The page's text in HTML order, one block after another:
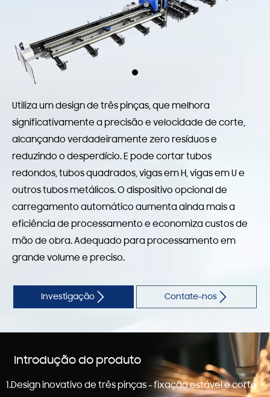
Utiliza um design de três pinças, que melhora
significativamente a precisão e velocidade de corte,
alcançando verdadeiramente zero resíduos e
reduzindo o desperdício. E pode cortar tubos
redondos, tubos quadrados, vigas em H, vigas em U e
outros tubos metálicos. O dispositivo opcional de
carregamento automático aumenta ainda mais a
eficiência de processamento e economiza custos de
mão de obra. Adequado para processamento em
grande volume e preciso.
Investigação Contate-nos
Introdução do produto
1.Design inovativo de três pinças - fixação estável e corte